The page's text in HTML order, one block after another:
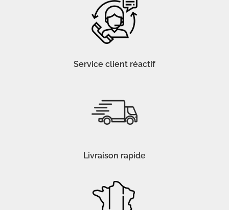
Service client réactif
Livraison rapide